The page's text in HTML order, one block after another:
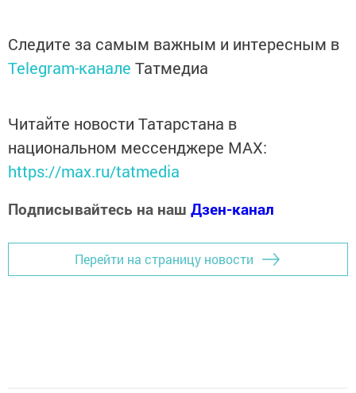
Следите за самым важным и интересным в
Telegram-канале Татмедиа
Читайте новости Татарстана в
национальном мессенджере MАХ:
https://max.ru/tatmedia
Подписывайтесь на наш Дзен-канал
Перейти на страницу новости